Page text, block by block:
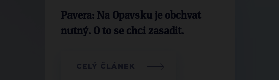
Pavera: Na Opavsku je obchvat
nutný. O to se chci zasadit.
CELÝ ČLÁNEK